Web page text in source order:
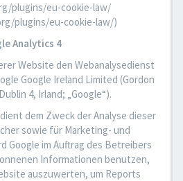
plugins/eu-cookie-law/
plugins/eu-cookie-law/)
Analytics 4
Website den Webanalysedienst
Google Ireland Limited (Gordon
4, Irland; „Google“).
dem Zweck der Analyse dieser
sowie für Marketing- und
Google im Auftrag des Betreibers
Informationen benutzen,
auszuwerten, um Reports